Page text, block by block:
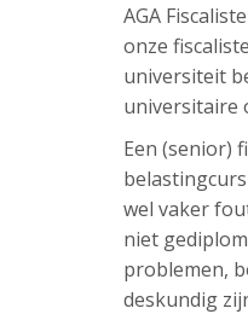
AGA
onze
universiteit
universitaire
Een (senior)
wel vaker
niet
problemen,
deskundig